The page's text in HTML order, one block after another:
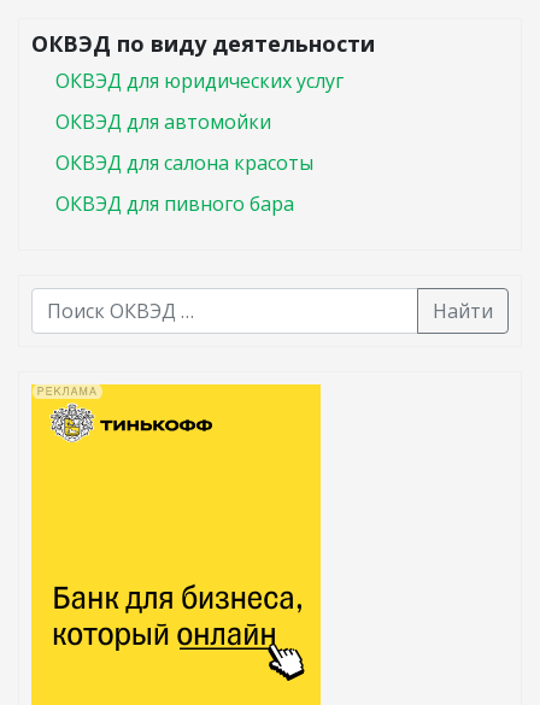
ОКВЭД по виду деятельности
ОКВЭД для юридических услуг
ОКВЭД для автомойки
ОКВЭД для салона красоты
ОКВЭД для пивного бара
Найти
В списке найденных результатов используйте